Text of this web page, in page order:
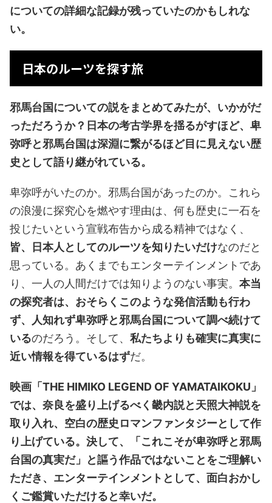
についての詳細な記録が残っていたのかもしれな
い。
日本のルーツを探す旅
邪馬台国についての説をまとめてみたが、いかがだ
っただろうか？日本の考古学界を揺るがすほど、卑
弥呼と邪馬台国は深淵に繋がるほど目に見えない歴
史として語り継がれている。
卑弥呼がいたのか。邪馬台国があったのか。これら
の浪漫に探究心を燃やす理由は、何も歴史に一石を
投じたいという宣戦布告から成る精神ではなく、
皆、日本人としてのルーツを知りたいだけなのだと
思っている。あくまでもエンターテインメントであ
り、一人の人間だけでは知りようのない事実。 本当
の探究者は、おそらくこのような発信活動も行わ
ず、人知れず卑弥呼と邪馬台国について調べ続けて
いるのだろう。そして、 私たちよりも確実に真実に
近い情報を得ているはずだ。
映画「THE HIMIKO LEGEND OF YAMATAIKOKU」
では、奈良を盛り上げるべく畿内説と天照大神説を
取り入れ、空白の歴史ロマンファンタジーとして作
り上げている。決して、「これこそが卑弥呼と邪馬
台国の真実だ」と謳う作品ではないことをご理解い
ただき、エンターテインメントとして、面白おかし
くご鑑賞いただけると幸いだ。